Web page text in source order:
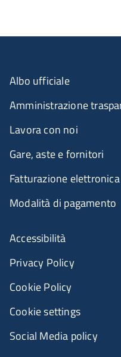
Albo ufficiale
Amministrazione
Lavora con noi
Gare, aste e fornitori
Fatturazione elettronica
Modalità di pagamento
Accessibilità
Privacy Policy
Cookie Policy
Cookie settings
Social Media policy